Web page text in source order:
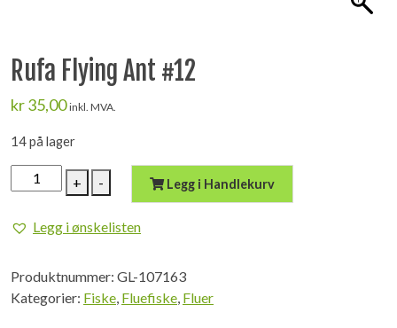
Rufa Flying Ant #12
kr35,00 inkl. MVA.
14 på lager
+
Rufa
Flying
#12
- Legg i Handlekurv
Legg i ønskelisten
Produktnummer: GL-107163
Kategorier: Fiske, Fluefiske, Fluer